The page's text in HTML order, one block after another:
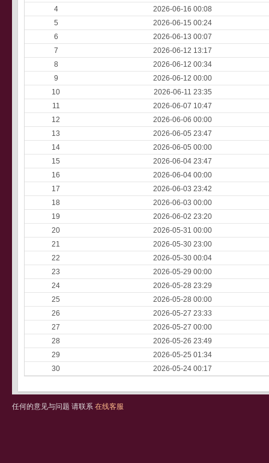
4
2026-06-16 00:08
5
2026-06-15 00:24
6
2026-06-13 00:07
7
2026-06-12 13:17
8
2026-06-12 00:34
9
2026-06-12 00:00
10
2026-06-11 23:35
11
2026-06-07 10:47
12
2026-06-06 00:00
13
2026-06-05 23:47
14
2026-06-05 00:00
15
2026-06-04 23:47
16
2026-06-04 00:00
17
2026-06-03 23:42
18
2026-06-03 00:00
19
2026-06-02 23:20
20
2026-05-31 00:00
21
2026-05-30 23:00
22
2026-05-30 00:04
23
2026-05-29 00:00
24
2026-05-28 23:29
25
2026-05-28 00:00
26
2026-05-27 23:33
27
2026-05-27 00:00
28
2026-05-26 23:49
29
2026-05-25 01:34
30
2026-05-24 00:17
任何的意见与问题 请联系 在线客服